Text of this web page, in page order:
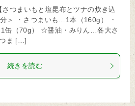
つまいもと塩昆布とツナの炊き込
＞ ・さつまいも…1本（160g） ・
（70g） ☆醤油・みりん…各大さ
ま […]
続きを読む